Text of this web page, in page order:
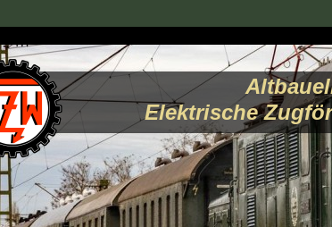
Elektrische